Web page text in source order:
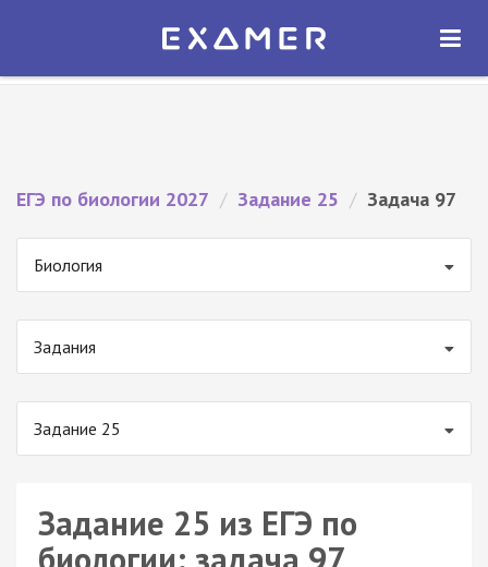
Экзамер — ЕГЭ 2027
ОТКРЫТЬ
ЕГЭ по биологии 2027 / Задание 25 / Задача 97
Биология
Задания
Задание 25
Задание 25 из ЕГЭ по